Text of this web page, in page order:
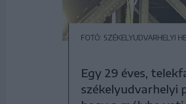
FOTÓ: SZÉKELYUDVARHELYI
Egy 29 éves,
székelyudvarhelyi